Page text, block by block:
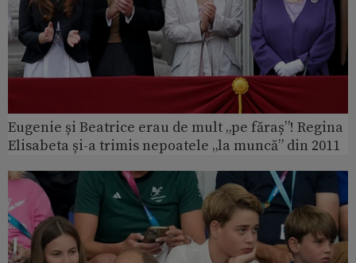
Eugenie și Beatrice erau de mult „pe făraș”! Regina
Elisabeta și-a trimis nepoatele „la muncă” din 2011